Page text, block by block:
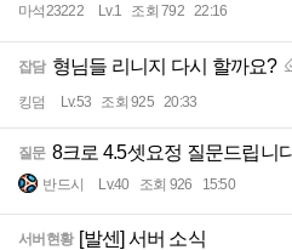
마석23222 Lv.1 조회 792 22:16
잡담 형님들 리니지 다시 할까요?
킹덤 Lv.53 조회 925 20:33
질문 8크로 4.5셋요정 질문드립니
반드시 Lv.40 조회 926 15:50
서버현황 [발센] 서버 소식